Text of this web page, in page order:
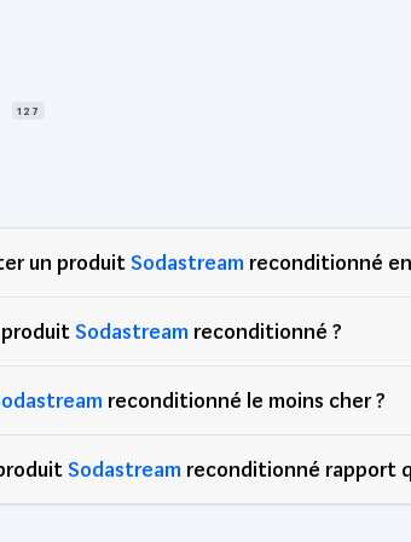
127
un produit Sodastream reconditionné
Sodastream reconditionné ?
reconditionné le moins cher ?
Sodastream reconditionné rapport